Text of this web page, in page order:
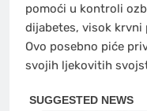
pomoći u kontroli
dijabetes, visok krvni
Ovo posebno piće
svojih ljekovitih